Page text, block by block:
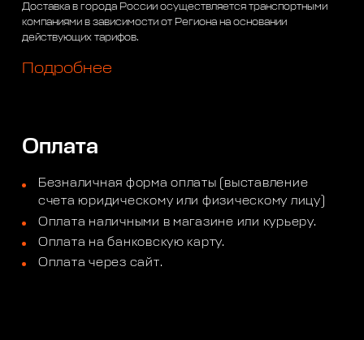
Доставка в города России осуществляется транспортными
компаниями в зависимости от Региона на основании
действующих тарифов.
Подробнее
Оплата
Безналичная форма оплаты (выставление
счета юридическому или физическому лицу)
Оплата наличными в магазине или курьеру.
Оплата на банковскую карту.
Оплата через сайт.